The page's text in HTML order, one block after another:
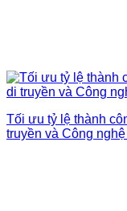
Tối ưu tỷ lệ thành
truyền và Công nghệ